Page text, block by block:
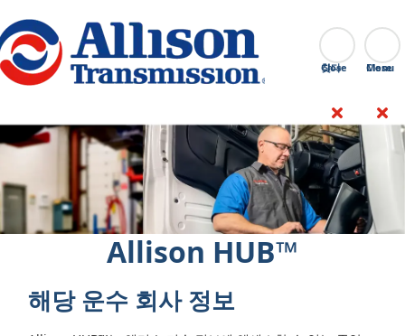
Go Home 찾다
Close
Allison HUB™
해당 운수 회사 정보